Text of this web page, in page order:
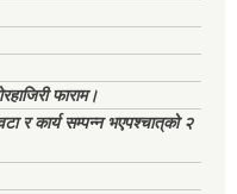
फाराम।
र कार्य सम्पन्न भएपश्चात्‌को २